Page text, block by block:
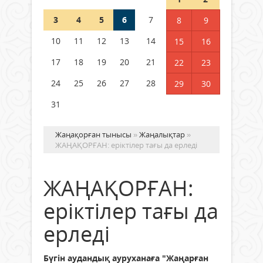
Қысқы демалыс 14 күн: 2026–
каникул кестесі бекітілді
04 тамыз 2026 ж.
3
4 5 6 7 8
9
10
11 12 13 14 15
16
17
18 19 20 21 22
23
24
25 26 27 28 29
30
31
Жаңақорған тынысы »Жаңалықтар »
ЖАҢАҚОРҒАН: еріктілер тағы да ерледі
ЖАҢАҚОРҒАН:
еріктілер тағы да
ерледі
Бүгін аудандық ауруханаға "Жаңарған